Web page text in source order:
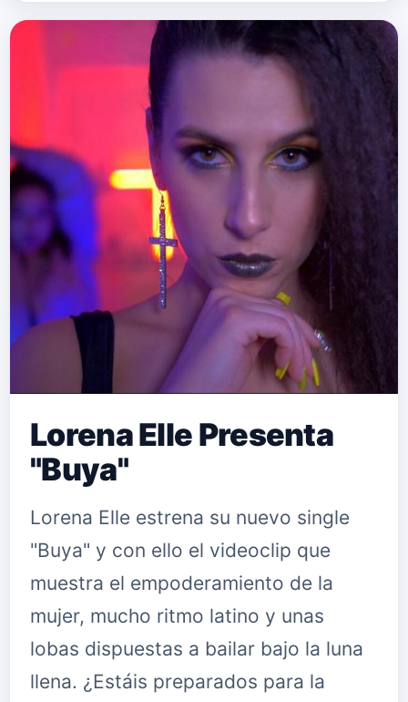
Lorena Elle Presenta
"Buya"
Lorena Elle estrena su nuevo single
"Buya" y con ello el videoclip que
muestra el empoderamiento de la
mujer, mucho ritmo latino y unas
lobas dispuestas a bailar bajo la luna
llena. ¿Estáis preparados para la